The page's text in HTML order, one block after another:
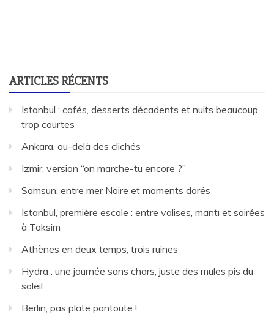
ARTICLES RÉCENTS
Istanbul : cafés, desserts décadents et nuits beaucoup
trop courtes
Ankara, au-delà des clichés
Izmir, version “on marche-tu encore ?”
Samsun, entre mer Noire et moments dorés
Istanbul, première escale : entre valises, mantı et soirées
à Taksim
Athènes en deux temps, trois ruines
Hydra : une journée sans chars, juste des mules pis du
soleil
Berlin, pas plate pantoute !